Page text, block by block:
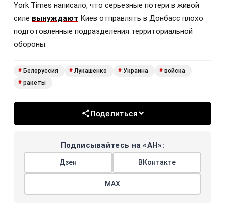
York Times написало, что серьезные потери в живой
силе вынуждают Киев отправлять в Донбасс плохо
подготовленные подразделения территориальной
обороны.
# Белоруссия # Лукашенко # Украина # войска
# ракеты
Поделиться
Подписывайтесь на «АН»:
Дзен ВКонтакте
МАХ